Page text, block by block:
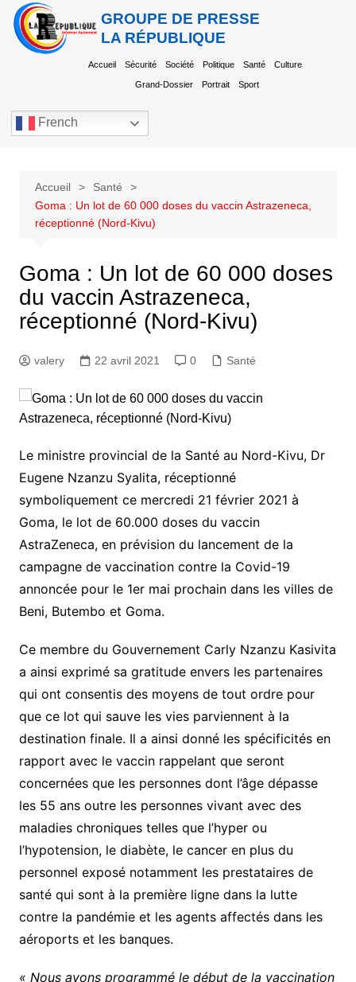
GROUPE DE PRESSE
LA RÉPUBLIQUE
Accueil Sécurité Société Politique Santé Culture
Grand-Dossier Portrait Sport
French
Accueil
Santé
Goma : Un lot de 60 000 doses du vaccin Astrazeneca,
réceptionné (Nord-Kivu)
Goma : Un lot de 60 000 doses
du vaccin Astrazeneca,
réceptionné (Nord-Kivu)
valery 22 avril 2021 0 Santé
Le ministre provincial de la Santé au Nord-Kivu, Dr
Eugene Nzanzu Syalita, réceptionné
symboliquement ce mercredi 21 février 2021 à
Goma, le lot de 60.000 doses du vaccin
AstraZeneca, en prévision du lancement de la
campagne de vaccination contre la Covid-19
annoncée pour le 1er mai prochain dans les villes de
Beni, Butembo et Goma.
Ce membre du Gouvernement Carly Nzanzu Kasivita
a ainsi exprimé sa gratitude envers les partenaires
qui ont consentis des moyens de tout ordre pour
que ce lot qui sauve les vies parviennent à la
destination finale. Il a ainsi donné les spécificités en
rapport avec le vaccin rappelant que seront
concernées que les personnes dont l’âge dépasse
les 55 ans outre les personnes vivant avec des
maladies chroniques telles que l’hyper ou
l’hypotension, le diabète, le cancer en plus du
personnel exposé notamment les prestataires de
santé qui sont à la première ligne dans la lutte
contre la pandémie et les agents affectés dans les
aéroports et les banques.
« Nous avons programmé le début de la vaccination